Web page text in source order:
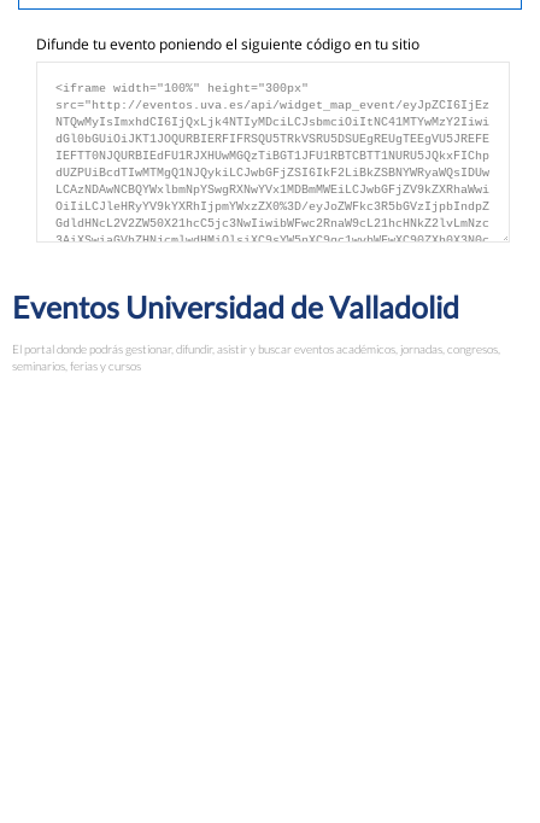
Difunde tu evento poniendo el siguiente código en tu sitio
Eventos Universidad de Valladolid
El portal donde podrás gestionar, difundir, asistir y buscar eventos académicos, jornadas, congresos,
seminarios, ferias y cursos